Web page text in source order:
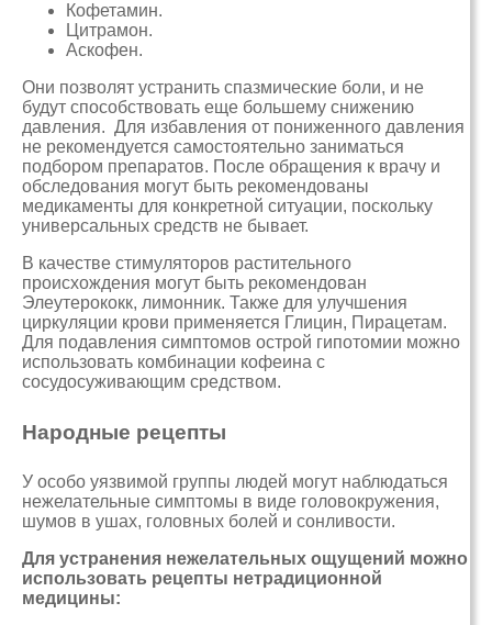
Кофетамин.
Цитрамон.
Аскофен.
Они позволят устранить спазмические боли, и не
будут способствовать еще большему снижению
давления. Для избавления от пониженного давления
не рекомендуется самостоятельно заниматься
подбором препаратов. После обращения к врачу и
обследования могут быть рекомендованы
медикаменты для конкретной ситуации, поскольку
универсальных средств не бывает.
В качестве стимуляторов растительного
происхождения могут быть рекомендован
Элеутерококк, лимонник. Также для улучшения
циркуляции крови применяется Глицин, Пирацетам.
Для подавления симптомов острой гипотомии можно
использовать комбинации кофеина с
сосудосуживающим средством.
Народные рецепты
У особо уязвимой группы людей могут наблюдаться
нежелательные симптомы в виде головокружения,
шумов в ушах, головных болей и сонливости.
Для устранения нежелательных ощущений можно
использовать рецепты нетрадиционной
медицины: